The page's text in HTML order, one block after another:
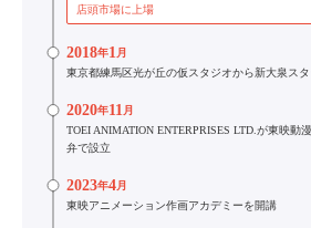
店頭市場に上場
2018年1月
東京都練馬区光が丘の仮スタジオから新大泉ス
2020年11月
TOEI ANIMATION ENTERPRISES LTD.が東映動
弁で設立
2023年4月
東映アニメーション作画アカデミーを開講